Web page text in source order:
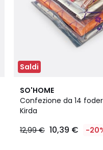
Saldi
SO'HOME
Confezione da 14
Kirda
12,99 € 10,39 € -
4,1
/ 5